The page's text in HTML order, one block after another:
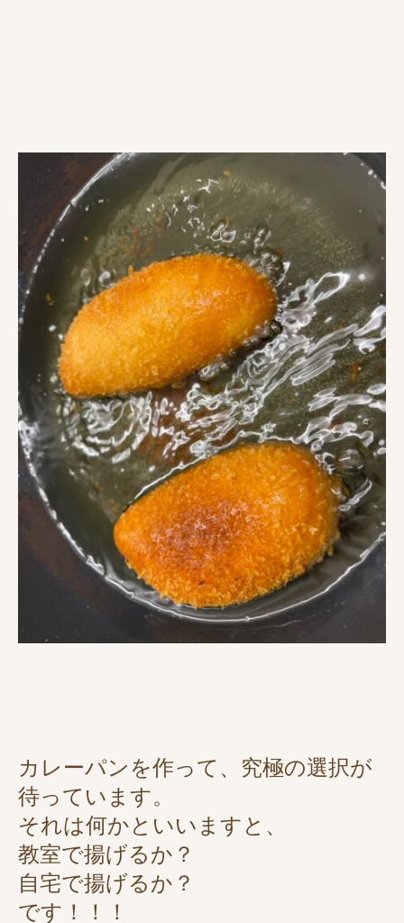
カレーパンを作って、究極の選択が
待っています。
それは何かといいますと、
教室で揚げるか？
自宅で揚げるか？
です！！！